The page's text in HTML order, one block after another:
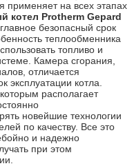
применяет на всех этапах
котел Protherm Gepard
безопасный срок
теплообменника
топливо и
Камера сгорания,
отличается
эксплуатации котла.
располагает
новейшие технологии
по качеству. Все это
и надежно
при этом